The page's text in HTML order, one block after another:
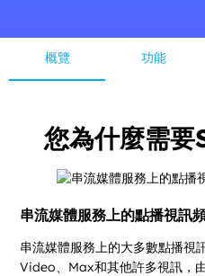
概覽 功能
您為什麼需
串流媒體服務上的點播視訊
串流媒體服務上的大多數點播
Video、Max和其他許多視訊，